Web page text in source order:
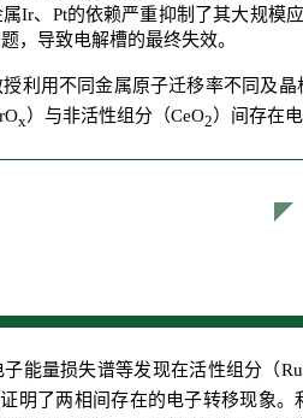
Ir、Pt的依赖严重抑制了其大规模
，导致电解槽的最终失效。
利用不同金属原子迁移率不同及
x ）与非活性组分（CeO2 ）间存在
能量损失谱等发现在活性组分（
明了两相间存在的电子转移现象。